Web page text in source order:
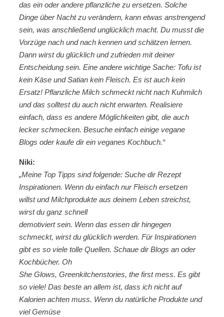
das ein oder andere pflanzliche zu ersetzen. Solche
Dinge über Nacht zu verändern, kann etwas anstrengend
sein, was anschließend unglücklich macht. Du musst die
Vorzüge nach und nach kennen und schätzen lernen.
Dann wirst du glücklich und zufrieden mit deiner
Entscheidung sein. Eine andere wichtige Sache: Tofu ist
kein Käse und Satian kein Fleisch. Es ist auch kein
Ersatz! Pflanzliche Milch schmeckt nicht nach Kuhmilch
und das solltest du auch nicht erwarten. Realisiere
einfach, dass es andere Möglichkeiten gibt, die auch
lecker schmecken. Besuche einfach einige vegane
Blogs oder kaufe dir ein veganes Kochbuch.“
Niki:
„Meine Top Tipps sind folgende: Suche dir Rezept
Inspirationen. Wenn du einfach nur Fleisch ersetzen
willst und Milchprodukte aus deinem Leben streichst,
wirst du ganz schnell
demotiviert sein. Wenn das essen dir hingegen
schmeckt, wirst du glücklich werden. Für Inspirationen
gibt es so viele tolle Quellen. Schaue dir Blogs an oder
Kochbücher. Oh
She Glows, Greenkitchenstories, the first mess. Es gibt
so viele! Das beste an allem ist, dass ich nicht auf
Kalorien achten muss. Wenn du natürliche Produkte und
viel Gemüse